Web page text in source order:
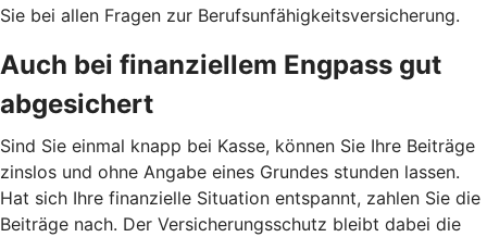
Sie bei allen Fragen zur Berufsunfähigkeitsversicherung.
Auch bei finanziellem Engpass gut
abgesichert
Sind Sie einmal knapp bei Kasse, können Sie Ihre Beiträge
zinslos und ohne Angabe eines Grundes stunden lassen.
Hat sich Ihre finanzielle Situation entspannt, zahlen Sie die
Beiträge nach. Der Versicherungsschutz bleibt dabei die